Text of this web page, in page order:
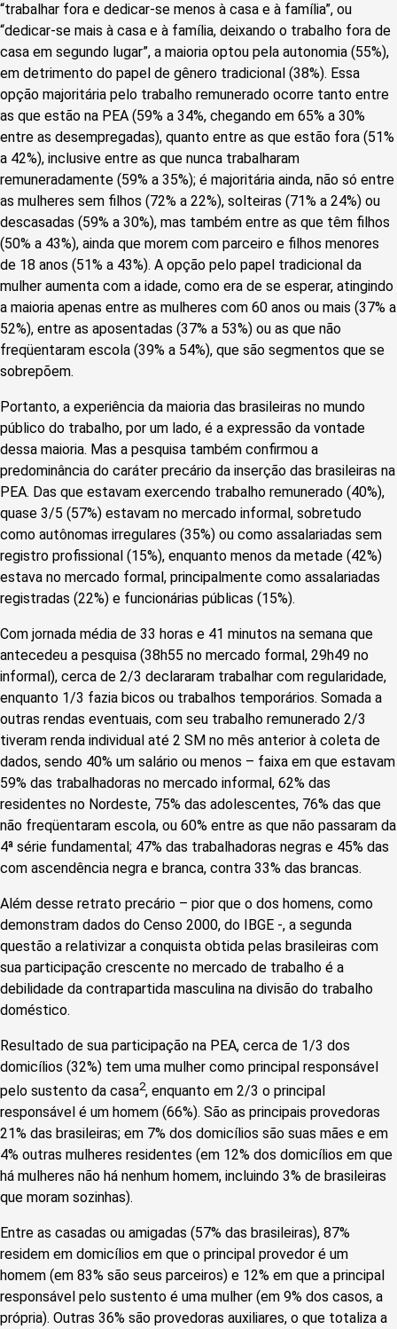
“trabalhar fora e dedicar-se menos à casa e à família”, ou
“dedicar-se mais à casa e à família, deixando o trabalho fora de
casa em segundo lugar”, a maioria optou pela autonomia (55%),
em detrimento do papel de gênero tradicional (38%). Essa
opção majoritária pelo trabalho remunerado ocorre tanto entre
as que estão na PEA (59% a 34%, chegando em 65% a 30%
entre as desempregadas), quanto entre as que estão fora (51%
a 42%), inclusive entre as que nunca trabalharam
remuneradamente (59% a 35%); é majoritária ainda, não só entre
as mulheres sem filhos (72% a 22%), solteiras (71% a 24%) ou
descasadas (59% a 30%), mas também entre as que têm filhos
(50% a 43%), ainda que morem com parceiro e filhos menores
de 18 anos (51% a 43%). A opção pelo papel tradicional da
mulher aumenta com a idade, como era de se esperar, atingindo
a maioria apenas entre as mulheres com 60 anos ou mais (37% a
52%), entre as aposentadas (37% a 53%) ou as que não
freqüentaram escola (39% a 54%), que são segmentos que se
sobrepõem.
Portanto, a experiência da maioria das brasileiras no mundo
público do trabalho, por um lado, é a expressão da vontade
dessa maioria. Mas a pesquisa também confirmou a
predominância do caráter precário da inserção das brasileiras na
PEA. Das que estavam exercendo trabalho remunerado (40%),
quase 3/5 (57%) estavam no mercado informal, sobretudo
como autônomas irregulares (35%) ou como assalariadas sem
registro profissional (15%), enquanto menos da metade (42%)
estava no mercado formal, principalmente como assalariadas
registradas (22%) e funcionárias públicas (15%).
Com jornada média de 33 horas e 41 minutos na semana que
antecedeu a pesquisa (38h55 no mercado formal, 29h49 no
informal), cerca de 2/3 declararam trabalhar com regularidade,
enquanto 1/3 fazia bicos ou trabalhos temporários. Somada a
outras rendas eventuais, com seu trabalho remunerado 2/3
tiveram renda individual até 2 SM no mês anterior à coleta de
dados, sendo 40% um salário ou menos – faixa em que estavam
59% das trabalhadoras no mercado informal, 62% das
residentes no Nordeste, 75% das adolescentes, 76% das que
não freqüentaram escola, ou 60% entre as que não passaram da
4ª série fundamental; 47% das trabalhadoras negras e 45% das
com ascendência negra e branca, contra 33% das brancas.
Além desse retrato precário – pior que o dos homens, como
demonstram dados do Censo 2000, do IBGE -, a segunda
questão a relativizar a conquista obtida pelas brasileiras com
sua participação crescente no mercado de trabalho é a
debilidade da contrapartida masculina na divisão do trabalho
doméstico.
Resultado de sua participação na PEA, cerca de 1/3 dos
domicílios (32%) tem uma mulher como principal responsável
pelo sustento da casa2, enquanto em 2/3 o principal
responsável é um homem (66%). São as principais provedoras
21% das brasileiras; em 7% dos domicílios são suas mães e em
4% outras mulheres residentes (em 12% dos domicílios em que
há mulheres não há nenhum homem, incluindo 3% de brasileiras
que moram sozinhas).
Entre as casadas ou amigadas (57% das brasileiras), 87%
residem em domicílios em que o principal provedor é um
homem (em 83% são seus parceiros) e 12% em que a principal
responsável pelo sustento é uma mulher (em 9% dos casos, a
própria). Outras 36% são provedoras auxiliares, o que totaliza a